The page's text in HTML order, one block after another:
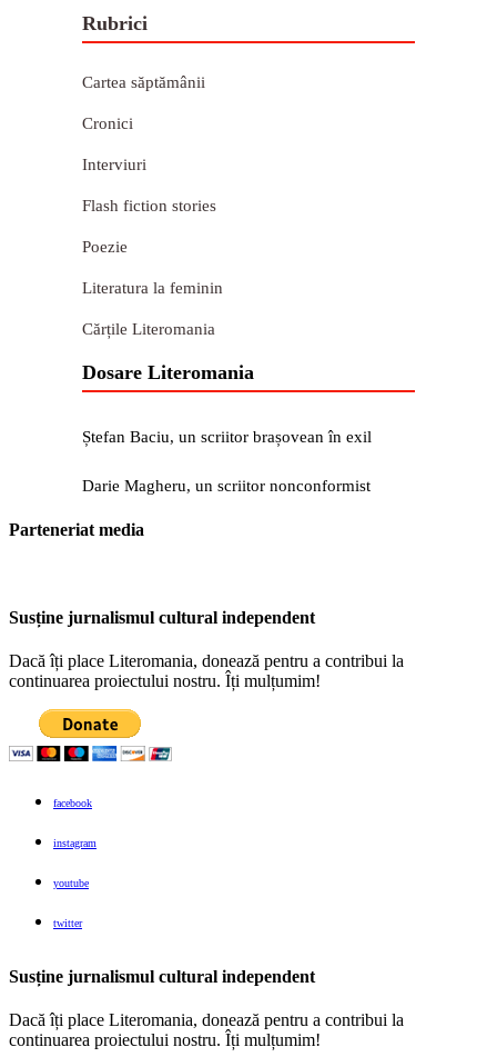
Rubrici
Cartea săptămânii
Cronici
Interviuri
Flash fiction stories
Poezie
Literatura la feminin
Cărțile Literomania
Dosare Literomania
Ștefan Baciu, un scriitor brașovean în exil
Darie Magheru, un scriitor nonconformist
Parteneriat media
Susține jurnalismul cultural independent
Dacă îți place Literomania, donează pentru a contribui la
continuarea proiectului nostru. Îți mulțumim!
facebook
instagram
youtube
twitter
Susține jurnalismul cultural independent
Dacă îți place Literomania, donează pentru a contribui la
continuarea proiectului nostru. Îți mulțumim!